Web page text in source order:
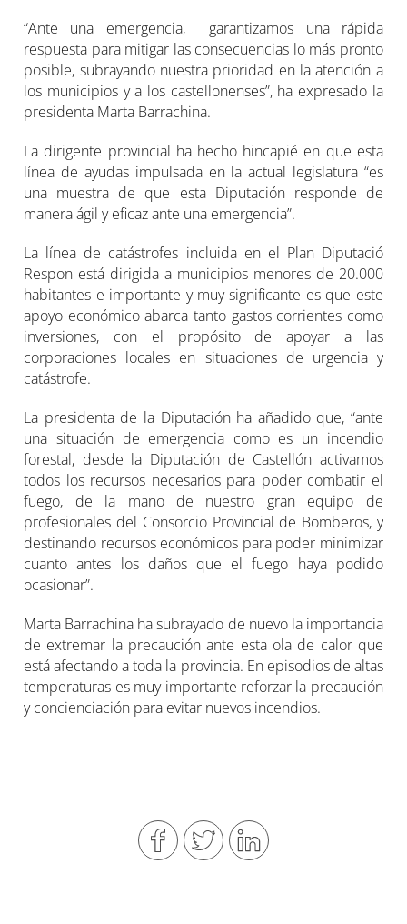
“Ante una emergencia, garantizamos una rápida
respuesta para mitigar las consecuencias lo más pronto
posible, subrayando nuestra prioridad en la atención a
los municipios y a los castellonenses”, ha expresado la
presidenta Marta Barrachina.
La dirigente provincial ha hecho hincapié en que esta
línea de ayudas impulsada en la actual legislatura “es
una muestra de que esta Diputación responde de
manera ágil y eficaz ante una emergencia”.
La línea de catástrofes incluida en el Plan Diputació
Respon está dirigida a municipios menores de 20.000
habitantes e importante y muy significante es que este
apoyo económico abarca tanto gastos corrientes como
inversiones, con el propósito de apoyar a las
corporaciones locales en situaciones de urgencia y
catástrofe.
La presidenta de la Diputación ha añadido que, “ante
una situación de emergencia como es un incendio
forestal, desde la Diputación de Castellón activamos
todos los recursos necesarios para poder combatir el
fuego, de la mano de nuestro gran equipo de
profesionales del Consorcio Provincial de Bomberos, y
destinando recursos económicos para poder minimizar
cuanto antes los daños que el fuego haya podido
ocasionar”.
Marta Barrachina ha subrayado de nuevo la importancia
de extremar la precaución ante esta ola de calor que
está afectando a toda la provincia. En episodios de altas
temperaturas es muy importante reforzar la precaución
y concienciación para evitar nuevos incendios.